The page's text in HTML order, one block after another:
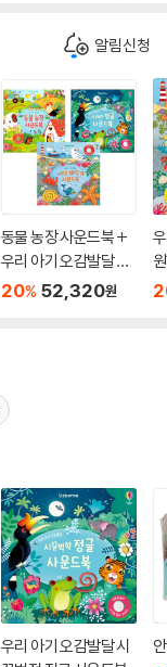
알림신청
동물 농장 사운드북 +
우리 아기 오감발달 시
끌벅적 정글 사운드북
20% 52,320원
우리 아기 오감발달 시